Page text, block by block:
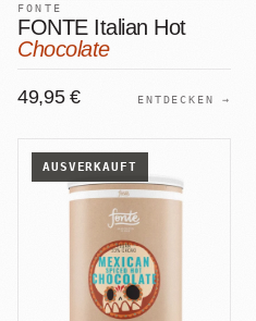
FONTE
FONTE Italian Hot
Chocolate
49,95 € ENTDECKEN →
AUSVERKAUFT